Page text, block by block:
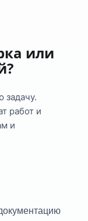
или
задачу.
работ и
и